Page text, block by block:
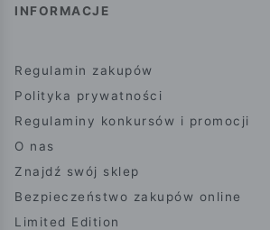
INFORMACJE
Regulamin zakupów
Polityka prywatności
Regulaminy konkursów i promocji
O nas
Znajdź swój sklep
Bezpieczeństwo zakupów online
Limited Edition